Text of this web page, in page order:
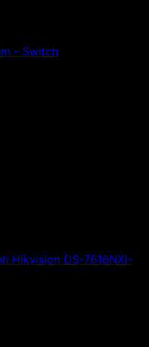
- Switch
Hikvision DS-7616NXI-